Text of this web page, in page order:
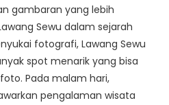
gambaran yang lebih
Sewu dalam sejarah
fotografi, Lawang Sewu
spot menarik yang bisa
Pada malam hari,
pengalaman wisata